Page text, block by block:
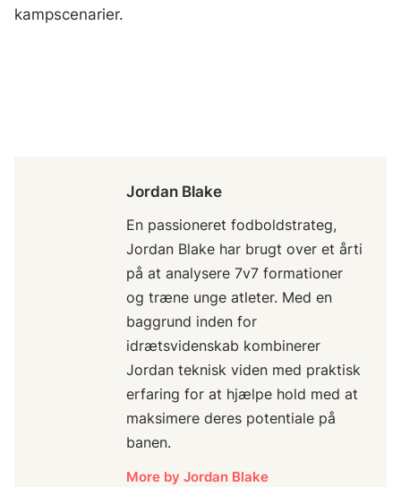
kampscenarier.
Jordan Blake
En passioneret fodboldstrateg,
Jordan Blake har brugt over et årti
på at analysere 7v7 formationer
og træne unge atleter. Med en
baggrund inden for
idrætsvidenskab kombinerer
Jordan teknisk viden med praktisk
erfaring for at hjælpe hold med at
maksimere deres potentiale på
banen.
More by Jordan Blake